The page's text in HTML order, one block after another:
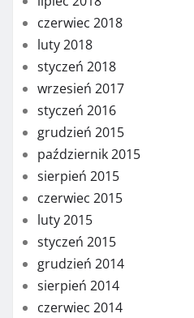
czerwiec 2018
luty 2018
styczeń 2018
wrzesień 2017
styczeń 2016
grudzień 2015
październik 2015
sierpień 2015
czerwiec 2015
luty 2015
styczeń 2015
grudzień 2014
sierpień 2014
czerwiec 2014